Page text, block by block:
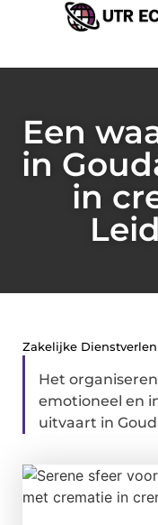
Een
in
in
Zakelijke
Het
emotioneel en
uitvaart in